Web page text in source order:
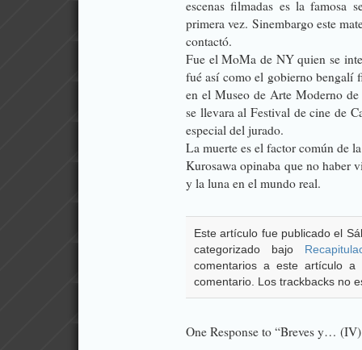
escenas filmadas es la famosa
primera vez. Sinembargo este
contactó.
Fue el MoMa de NY quien se
fué así como el gobierno bengalí
en el Museo de Arte Moderno
se llevara al Festival de cine de
especial del jurado.
La muerte es el factor común de
Kurosawa opinaba que no haber
y la luna en el mundo real.
Este artículo fue publicado el
categorizado bajo
comentarios a este artículo
comentario. Los trackbacks no
One Response to “Breves y…